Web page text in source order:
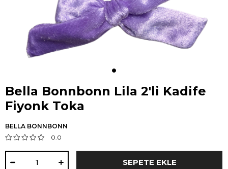
Bella Bonnbonn Lila 2'li Kadife
Fiyonk Toka
BELLA BONNBONN
0.0